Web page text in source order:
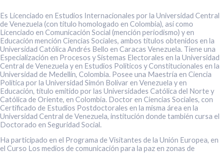
Es Licenciado en Estudios Internacionales por la Universidad Central
de Venezuela (con título homologado en Colombia), así como
Licenciado en Comunicación Social (mención periodismo) y en
Educación mención Ciencias Sociales, ambos títulos obtenidos en la
Universidad Católica Andrés Bello en Caracas Venezuela. Tiene una
Especialización en Procesos y Sistemas Electorales en la Universidad
Central de Venezuela y en Estudios Políticos y Constitucionales en la
Universidad de Medellín, Colombia. Posee una Maestría en Ciencia
Política por la Universidad Simón Bolívar en Venezuela y en
Educación, título emitido por las Universidades Católica del Norte y
Católica de Oriente, en Colombia. Doctor en Ciencias Sociales, con
Certificado de Estudios Postdoctorales en la misma área en la
Universidad Central de Venezuela, institución donde también cursa el
Doctorado en Seguridad Social.
Ha participado en el Programa de Visitantes de la Unión Europea, en
el Curso Los medios de comunicación para la paz en zonas de